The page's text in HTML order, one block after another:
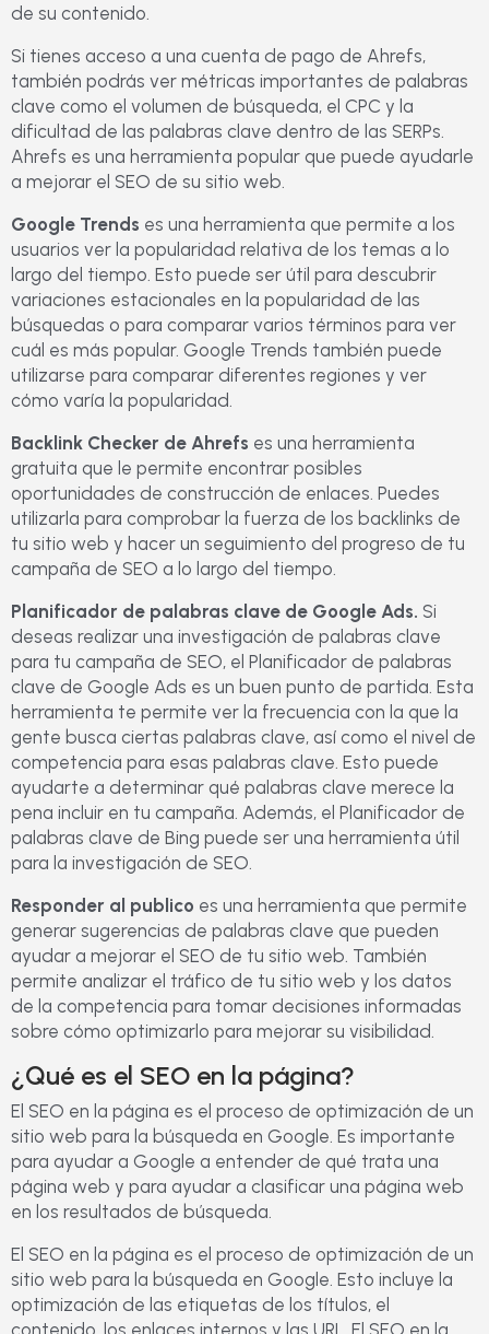
de su contenido.
Si tienes acceso a una cuenta de pago de Ahrefs,
también podrás ver métricas importantes de palabras
clave como el volumen de búsqueda, el CPC y la
dificultad de las palabras clave dentro de las SERPs.
Ahrefs es una herramienta popular que puede ayudarle
a mejorar el SEO de su sitio web.
Google Trends es una herramienta que permite a los
usuarios ver la popularidad relativa de los temas a lo
largo del tiempo. Esto puede ser útil para descubrir
variaciones estacionales en la popularidad de las
búsquedas o para comparar varios términos para ver
cuál es más popular. Google Trends también puede
utilizarse para comparar diferentes regiones y ver
cómo varía la popularidad.
Backlink Checker de Ahrefs es una herramienta
gratuita que le permite encontrar posibles
oportunidades de construcción de enlaces. Puedes
utilizarla para comprobar la fuerza de los backlinks de
tu sitio web y hacer un seguimiento del progreso de tu
campaña de SEO a lo largo del tiempo.
Planificador de palabras clave de Google Ads. Si
deseas realizar una investigación de palabras clave
para tu campaña de SEO, el Planificador de palabras
clave de Google Ads es un buen punto de partida. Esta
herramienta te permite ver la frecuencia con la que la
gente busca ciertas palabras clave, así como el nivel de
competencia para esas palabras clave. Esto puede
ayudarte a determinar qué palabras clave merece la
pena incluir en tu campaña. Además, el Planificador de
palabras clave de Bing puede ser una herramienta útil
para la investigación de SEO.
Responder al publico es una herramienta que permite
generar sugerencias de palabras clave que pueden
ayudar a mejorar el SEO de tu sitio web. También
permite analizar el tráfico de tu sitio web y los datos
de la competencia para tomar decisiones informadas
sobre cómo optimizarlo para mejorar su visibilidad.
¿Qué es el SEO en la página?
El SEO en la página es el proceso de optimización de un
sitio web para la búsqueda en Google. Es importante
para ayudar a Google a entender de qué trata una
página web y para ayudar a clasificar una página web
en los resultados de búsqueda.
El SEO en la página es el proceso de optimización de un
sitio web para la búsqueda en Google. Esto incluye la
optimización de las etiquetas de los títulos, el
contenido, los enlaces internos y las URL. El SEO en la